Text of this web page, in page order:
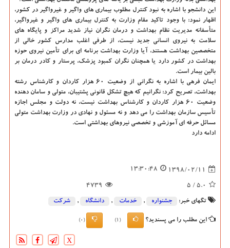
این دانشجو با اشاره به نبود كنترل مطلوب بیماری های واگیر و غیرواگیر در كشور،
اظهار نمود: با وجود تاكید مقام وزارت به كنترل بیماری های واگیر و غیرواگیر،
متأسفانه مدیریت نظام بهداشت و درمان نگران نیاز شدید مراكز و پایگاه های
سلامت به نیروی انسانی جدید نیست، از طرفی اغلب مدارس كشور خالی از
متخصصین بهداشت هستند، آیا وزارت بهداشت برنامه ای برای تأمین نیروی حوزه
بهداشت در كشور دارد یا همچنان نگران كمبود پزشك، پرستار و كادر درمان بر
بالین بیمار است.
ایمان فرهی با اشاره به نگرانی از وضعیت ۶۰ هزار كاردان و كارشناس رشته
بهداشت، تصریح كرد: نگرانیم كه هیچ تشكل قانونی پشتیبان، متولی و سامان دهنده
وضعیت ۶۰ هزار كاردان و كارشناس بهداشت نیست، نه دولت و مجلس اجازه
تأسیس سازمان بهداشت را می دهد و نه مسئول و نهادی در وزارت بهداشت متولی
مسائل حرفه ای آموزشی و تخصصی نیروهای بهداشتی است.
ادامه دارد
1398/02/11
13:30:48
5.0
/ 5
4739
تگهای خبر: جشنواره , خدمات , دانشگاه‌ , شركت
این مطلب را می پسندید؟ (1)
(0)
X